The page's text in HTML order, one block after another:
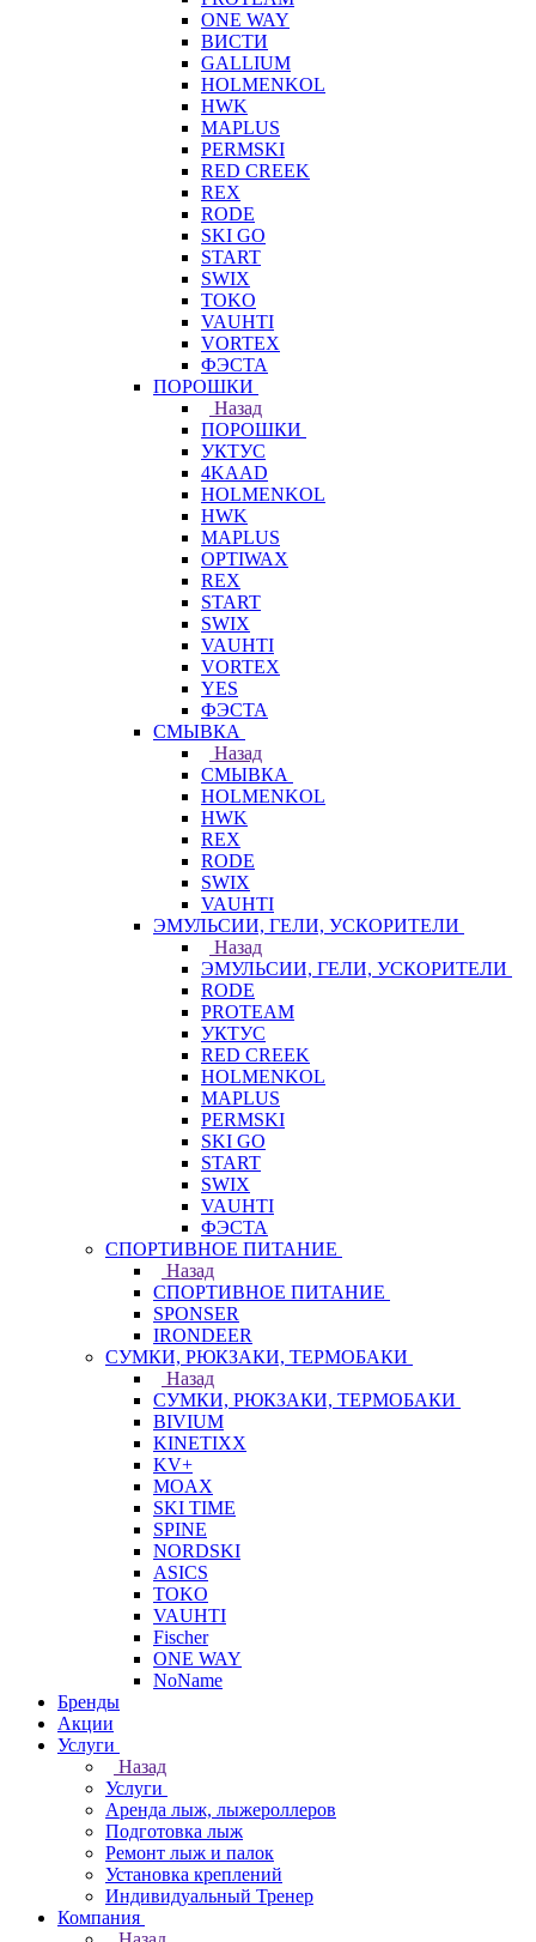
ONE WAY
ВИСТИ
GALLIUM
HOLMENKOL
HWK
MAPLUS
PERMSKI
RED CREEK
REX
RODE
SKI GO
START
SWIX
TOKO
VAUHTI
VORTEX
ФЭСТА
ПОРОШКИ
Назад
ПОРОШКИ
УКТУС
4KAAD
HOLMENKOL
HWK
MAPLUS
OPTIWAX
REX
START
SWIX
VAUHTI
VORTEX
YES
ФЭСТА
СМЫВКА
Назад
СМЫВКА
HOLMENKOL
HWK
REX
RODE
SWIX
VAUHTI
ЭМУЛЬСИИ, ГЕЛИ, УСКОРИТЕЛИ
Назад
ЭМУЛЬСИИ, ГЕЛИ, УСКОРИТЕЛИ
RODE
PROTEAM
УКТУС
RED CREEK
HOLMENKOL
MAPLUS
PERMSKI
SKI GO
START
SWIX
VAUHTI
ФЭСТА
СПОРТИВНОЕ ПИТАНИЕ
Назад
СПОРТИВНОЕ ПИТАНИЕ
SPONSER
IRONDEER
СУМКИ, РЮКЗАКИ, ТЕРМОБАКИ
Назад
СУМКИ, РЮКЗАКИ, ТЕРМОБАКИ
BIVIUM
KINETIXX
KV+
MOAX
SKI TIME
SPINE
NORDSKI
ASICS
TOKO
VAUHTI
Fischer
ONE WAY
NoName
Бренды
Акции
Услуги
Назад
Услуги
Аренда лыж, лыжероллеров
Подготовка лыж
Ремонт лыж и палок
Установка креплений
Индивидуальный Тренер
Компания